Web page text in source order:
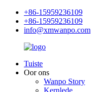
+86-15959236109
+86-15959236109
info@xmwanpo.com
Tuiste
Oor ons
Wanpo Story
Kernlede